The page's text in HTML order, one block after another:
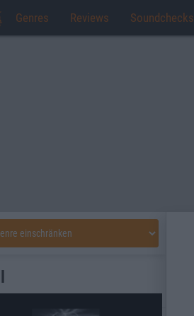
Genres Reviews Soundchecks